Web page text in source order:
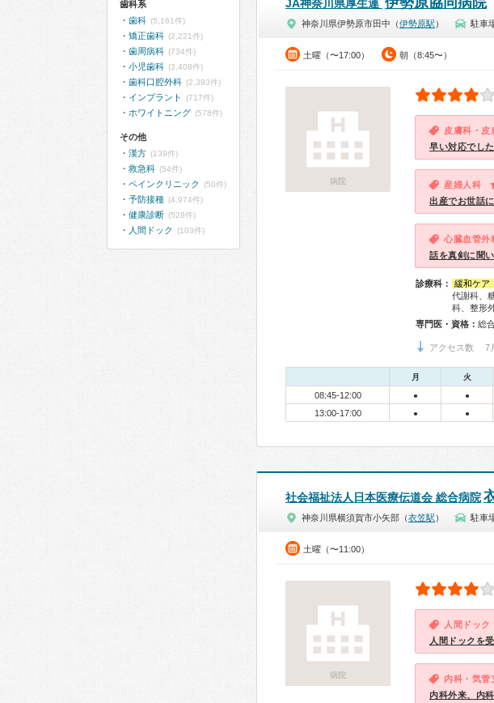
JA神奈川県厚生連
神奈川県伊勢原市田中（伊勢原駅 ） 駐車
土曜（〜17:00） 朝（8:45〜）
病院
皮膚科・皮
早い対応でした
産婦人科
出産でお世話
心臓血管外
話を真剣に聞
診療科： 緩和ケア
代謝科、
科、整形
専門医・資格：
アクセス数 7
月 火
08:45-12:00 ● ●
13:00-17:00 ● ●
社会福祉法人日本医療伝道会 総合病院
神奈川県横須賀市小矢部（衣笠駅 ） 駐車
土曜（〜11:00）
病院
人間ドック
人間ドックを
内科・気管
内科外来、内
歯科系
歯科 (5,161件)
矯正歯科 (2,221件)
歯周病科 (734件)
小児歯科 (3,408件)
歯科口腔外科 (2,393件)
インプラント (717件)
ホワイトニング (578件)
その他
漢方 (139件)
救急科 (54件)
ペインクリニック (50件)
予防接種 (4,974件)
健康診断 (528件)
人間ドック (103件)